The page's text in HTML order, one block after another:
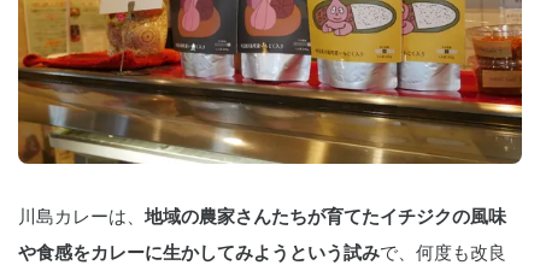
川島カレーは、 地域の農家さんたちが育てたイチジクの風味
や食感をカレーに生かしてみようという試みで、何度も改良